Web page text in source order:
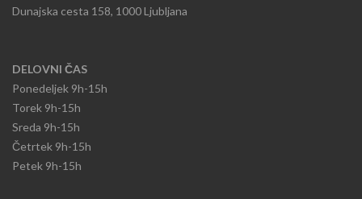
Dunajska cesta 158, 1000 Ljubljana
DELOVNI ČAS
Ponedeljek 9h-15h​
Torek 9h-15h​
Sreda 9h-15h
​Četrtek 9h-15h
Petek 9h-15h